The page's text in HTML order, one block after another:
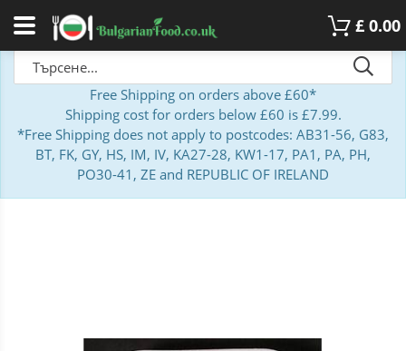
£ 0.00
Free Shipping on orders above £60*
Shipping cost for orders below £60 is £7.99.
*Free Shipping does not apply to postcodes: AB31-56, G83,
BT, FK, GY, HS, IM, IV, KA27-28, KW1-17, PA1, PA, PH,
PO30-41, ZE and REPUBLIC OF IRELAND